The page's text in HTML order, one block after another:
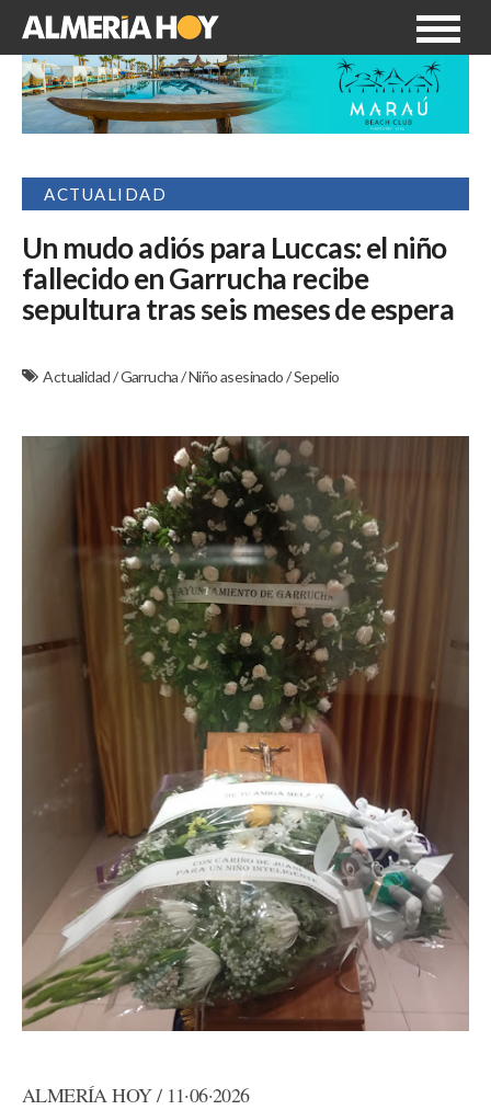
ACTUALIDAD
Un mudo adiós para Luccas: el niño
fallecido en Garrucha recibe
sepultura tras seis meses de espera
Actualidad/Garrucha/Niño asesinado/Sepelio
ALMERÍA HOY / 11·06·2026